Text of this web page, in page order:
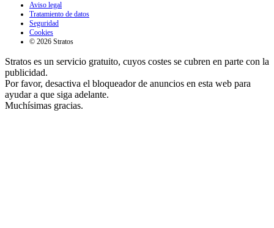
Aviso legal
Tratamiento de datos
Seguridad
Cookies
© 2026 Stratos
Stratos es un servicio gratuito, cuyos costes se cubren en parte con la
publicidad.
Por favor, desactiva el bloqueador de anuncios en esta web para
ayudar a que siga adelante.
Muchísimas gracias.